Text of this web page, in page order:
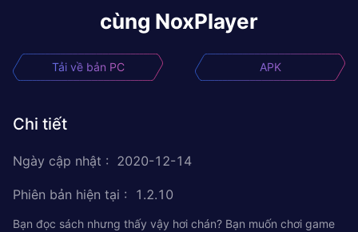
cùng NoxPlayer
Tải về bản PC APK
Chi tiết
Ngày cập nhật : 2020-12-14
Phiên bản hiện tại : 1.2.10
Bạn đọc sách nhưng thấy vậy hơi chán? Bạn muốn chơi game